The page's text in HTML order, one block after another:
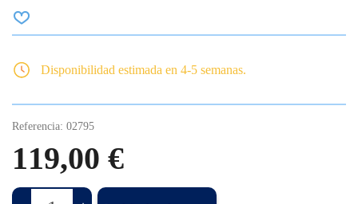
Disponibilidad estimada en 4-5 semanas.
Referencia: 02795
119,00 €